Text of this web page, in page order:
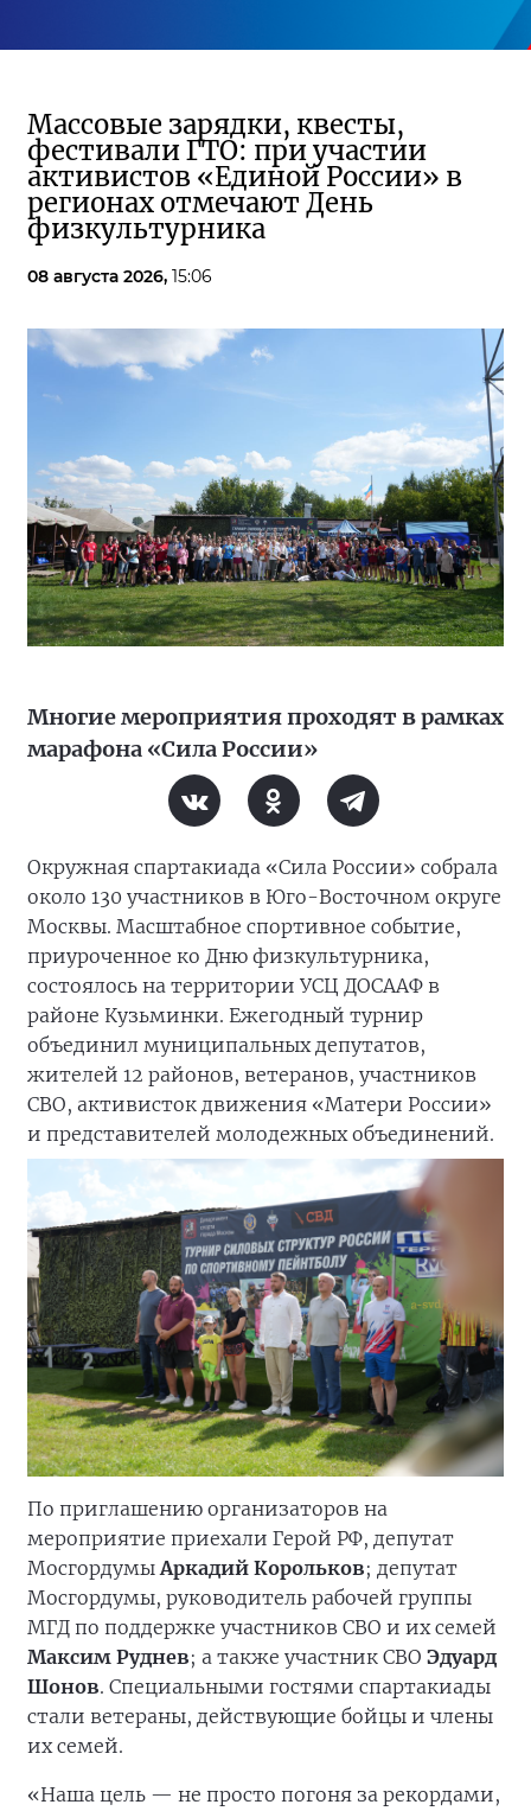
Массовые зарядки, квесты,
фестивали ГТО: при участии
активистов «Единой России» в
регионах отмечают День
физкультурника
08 августа 2026, 15:06
Многие мероприятия проходят в рамках
марафона «Сила России»
Окружная спартакиада «Сила России» собрала
около 130 участников в Юго-Восточном округе
Москвы. Масштабное спортивное событие,
приуроченное ко Дню физкультурника,
состоялось на территории УСЦ ДОСААФ в
районе Кузьминки. Ежегодный турнир
объединил муниципальных депутатов,
жителей 12 районов, ветеранов, участников
СВО, активисток движения «Матери России»
и представителей молодежных объединений.
По приглашению организаторов на
мероприятие приехали Герой РФ, депутат
МосгордумыАркадий Корольков; депутат
Мосгордумы, руководитель рабочей группы
МГД по поддержке участников СВО и их семей
Максим Руднев; а также участник СВО Эдуард
Шонов. Специальными гостями спартакиады
стали ветераны, действующие бойцы и члены
их семей.
«Наша цель — не просто погоня за рекордами,